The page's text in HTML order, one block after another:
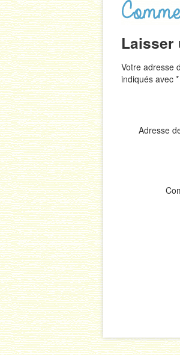
Laisser
Votre adresse
indiqués avec *
Adresse